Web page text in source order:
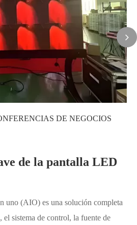
DE NEGOCIOS
de la pantalla LED
uno (AIO) es una solución completa
sistema de control, la fuente de